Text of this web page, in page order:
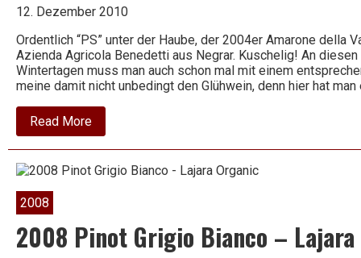
12. Dezember 2010
Ordentlich “PS” unter der Haube, der 2004er Amarone della
Azienda Agricola Benedetti aus Negrar. Kuschelig! An
Wintertagen muss man auch schon mal mit einem
meine damit nicht unbedingt den Glühwein, denn hier hat
Read Moreabout
2004
Amarone
Valpolicella
Villa
–
2008
2008 Pinot Grigio Bianco –